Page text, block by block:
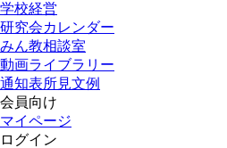
学校経営
研究会カレンダー
みん教相談室
動画ライブラリー
通知表所見文例
会員向け
マイページ
ログイン